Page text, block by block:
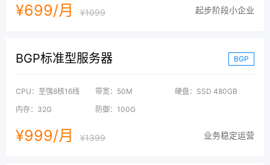
¥699/月 ¥1099 起步阶段小企业
BGP标准型服务器 BGP
CPU：至强8核16线 带宽：50M
硬盘：SSD 480GB
内存：32G
防御：100G
¥999/月 ¥1399 业务稳定运营